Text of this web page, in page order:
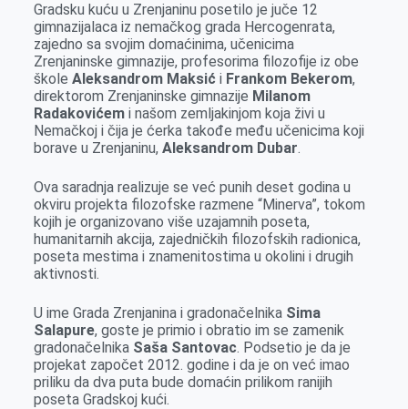
b
o
o
k
e
n
g
e
r
e
d
I
n
r
s
A
p
p
Gradsku kuću u Zrenjaninu posetilo je juče 12
gimnazijalaca iz nemačkog grada Hercogenrata,
zajedno sa svojim domaćinima, učenicima
Zrenjaninske gimnazije, profesorima filozofije iz obe
škole Aleksandrom Maksić i Frankom Bekerom,
direktorom Zrenjaninske gimnazije Milanom
Radakovićemi našom zemljakinjom koja živi u
Nemačkoj i čija je ćerka takođe među učenicima koji
borave u Zrenjaninu, Aleksandrom Dubar.
Ova saradnja realizuje se već punih deset godina u
okviru projekta filozofske razmene “Minerva”, tokom
kojih je organizovano više uzajamnih poseta,
humanitarnih akcija, zajedničkih filozofskih radionica,
poseta mestima i znamenitostima u okolini i drugih
aktivnosti.
U ime Grada Zrenjanina i gradonačelnika Sima
Salapure, goste je primio i obratio im se zamenik
gradonačelnika Saša Santovac. Podsetio je da je
projekat započet 2012. godine i da je on već imao
priliku da dva puta bude domaćin prilikom ranijih
poseta Gradskoj kući.